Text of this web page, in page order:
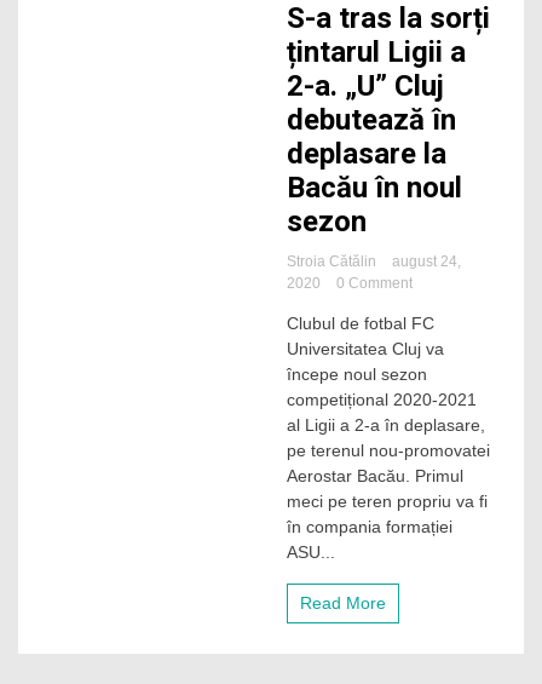
S-a tras la sorți
țintarul Ligii a
2-a. „U” Cluj
debutează în
deplasare la
Bacău în noul
sezon
Stroia Cătălin
august 24,
2020
0 Commenton
a
tras
la
sorți
Ligii
a
2-
a.
„U”
Clubul de fotbal FC
Universitatea Cluj va
începe noul sezon
competițional 2020-2021
al Ligii a 2-a în deplasare,
pe terenul nou-promovatei
Aerostar Bacău. Primul
meci pe teren propriu va fi
în compania formației
ASU...
Read More